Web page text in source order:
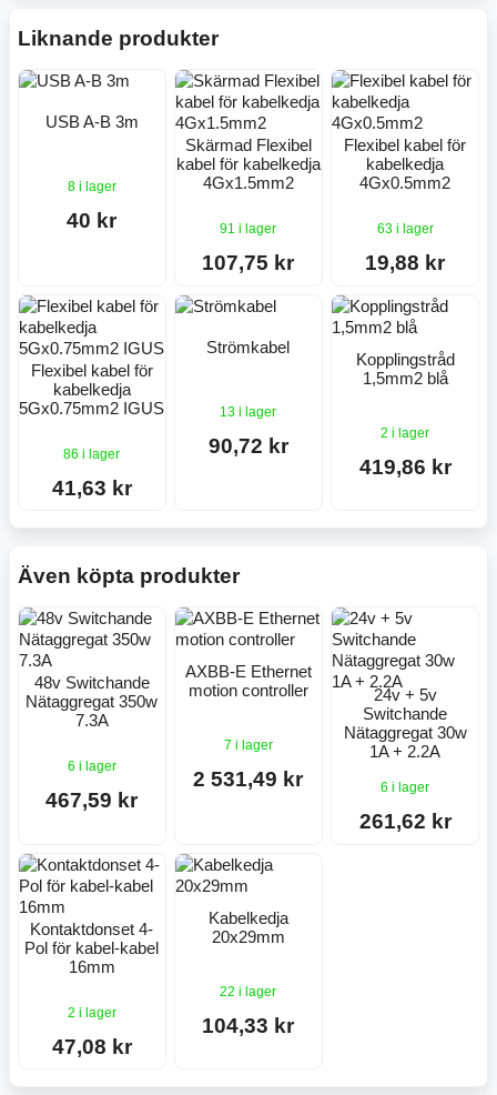
Liknande produkter
USB A-B 3m
8 i lager
40 kr
Skärmad Flexibel
kabel för kabelkedja
4Gx1.5mm2
91 i lager
107,75 kr
Flexibel kabel för
kabelkedja
4Gx0.5mm2
63 i lager
19,88 kr
Flexibel kabel för
kabelkedja
5Gx0.75mm2 IGUS
86 i lager
41,63 kr
Strömkabel
13 i lager
90,72 kr
Kopplingstråd
1,5mm2 blå
2 i lager
419,86 kr
Även köpta produkter
48v Switchande
Nätaggregat 350w
7.3A
6 i lager
467,59 kr
AXBB-E Ethernet
motion controller
7 i lager
2 531,49 kr
24v + 5v
Switchande
Nätaggregat 30w
1A + 2.2A
6 i lager
261,62 kr
Kontaktdonset 4-
Pol för kabel-kabel
16mm
2 i lager
47,08 kr
Kabelkedja
20x29mm
22 i lager
104,33 kr